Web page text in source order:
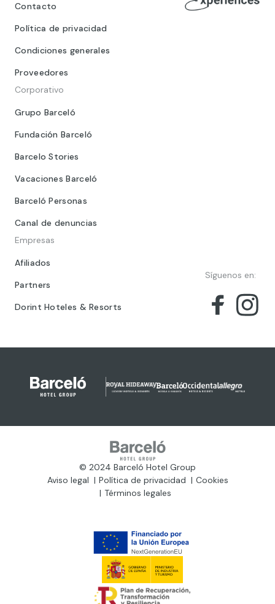
Contacto
Política de privacidad
Condiciones generales
Proveedores
Corporativo
Grupo Barceló
Fundación Barceló
Barcelo Stories
Vacaciones Barceló
Barceló Personas
Canal de denuncias
Empresas
Afiliados
Partners
Dorint Hoteles & Resorts
Síguenos en:
© 2024 Barceló Hotel Group
Aviso legal
Política de privacidad
Cookies
Términos legales